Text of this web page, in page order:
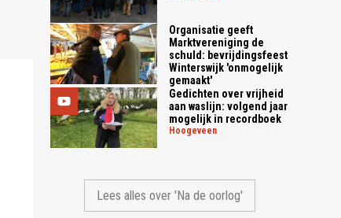
Organisatie geeft
Marktvereniging de
schuld: bevrijdingsfeest
Winterswijk 'onmogelijk
gemaakt'
Gedichten over vrijheid
aan waslijn: volgend jaar
mogelijk in recordboek
hoogeveen
Lees alles over 'Na de oorlog'